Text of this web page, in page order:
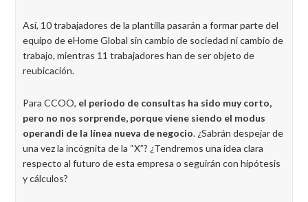
Así, 10 trabajadores de la plantilla pasarán a formar parte del
equipo de eHome Global sin cambio de sociedad ni cambio de
trabajo, mientras 11 trabajadores han de ser objeto de
reubicación.
Para CCOO, el periodo de consultas ha sido muy corto,
pero no nos sorprende, porque viene siendo el modus
operandi de la línea nueva de negocio. ¿Sabrán despejar de
una vez la incógnita de la “X”? ¿Tendremos una idea clara
respecto al futuro de esta empresa o seguirán con hipótesis
y cálculos?